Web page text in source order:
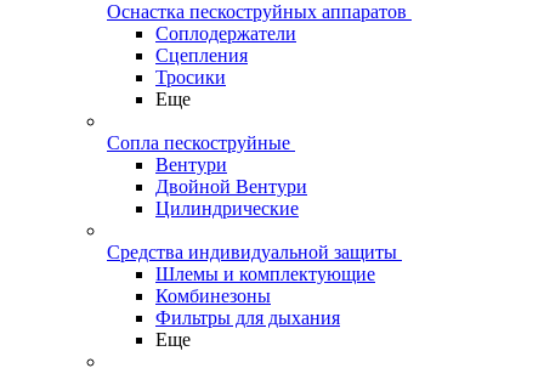
Оснастка пескоструйных аппаратов
Соплодержатели
Сцепления
Тросики
Еще
Сопла пескоструйные
Вентури
Двойной Вентури
Цилиндрические
Средства индивидуальной защиты
Шлемы и комплектующие
Комбинезоны
Фильтры для дыхания
Еще